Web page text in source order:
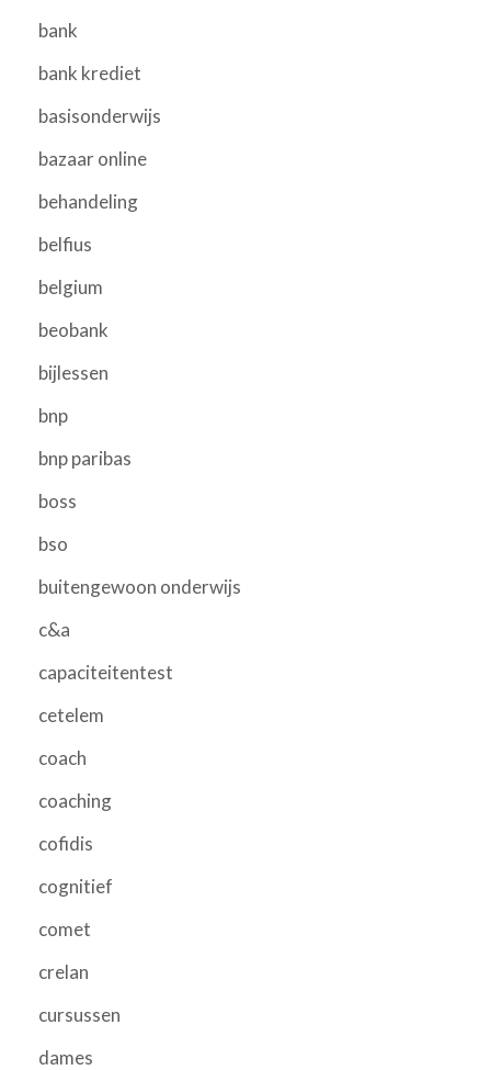
bank
bank krediet
basisonderwijs
bazaar online
behandeling
belfius
belgium
beobank
bijlessen
bnp
bnp paribas
boss
bso
buitengewoon onderwijs
c&a
capaciteitentest
cetelem
coach
coaching
cofidis
cognitief
comet
crelan
cursussen
dames